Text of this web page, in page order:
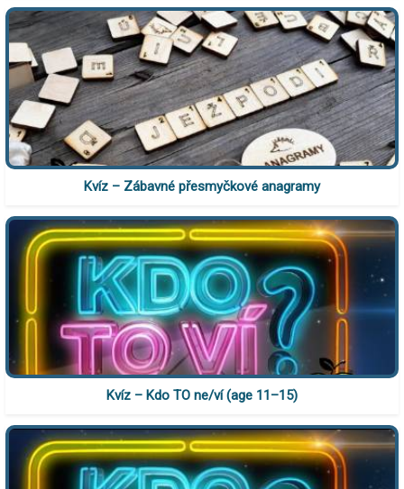
Kvíz – Zábavné přesmyčkové anagramy
Kvíz – Kdo TO ne/ví (age 11–15)